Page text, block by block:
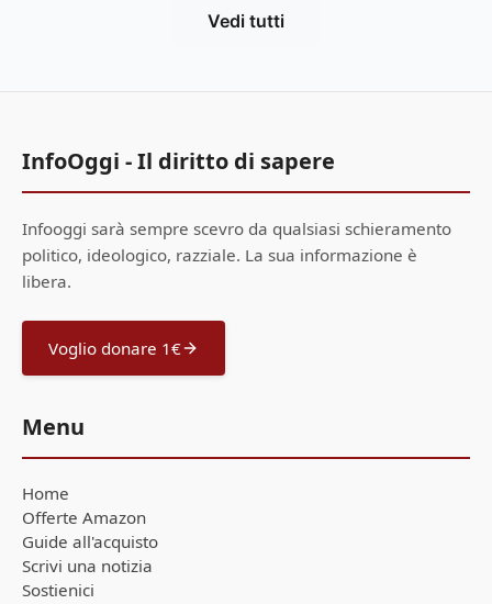
Vedi tutti
InfoOggi - Il diritto di sapere
Infooggi sarà sempre scevro da qualsiasi schieramento
politico, ideologico, razziale. La sua informazione è
libera.
Voglio donare 1€
Menu
Home
Offerte Amazon
Guide all'acquisto
Scrivi una notizia
Sostienici